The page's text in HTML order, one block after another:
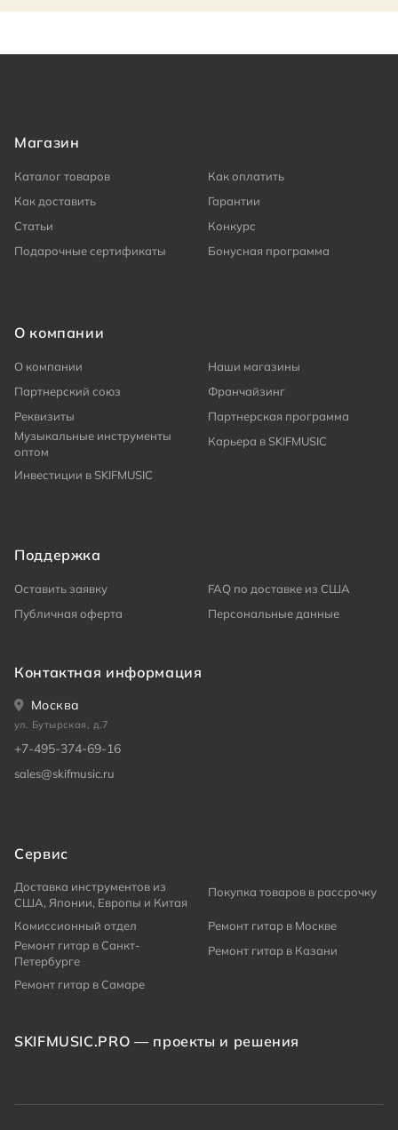
Магазин
Каталог товаров
Как оплатить
Как доставить
Гарантии
Статьи
Конкурс
Подарочные сертификаты
Бонусная программа
О компании
О компании
Наши магазины
Партнерский союз
Франчайзинг
Реквизиты
Партнерская программа
Музыкальные инструменты
оптом
Карьера в SKIFMUSIC
Инвестиции в SKIFMUSIC
Поддержка
Оставить заявку
FAQ по доставке из США
Публичная оферта
Персональные данные
Контактная информация
Москва
ул. Бутырская, д.7
+7-495-374-69-16
sales@skifmusic.ru
Сервис
Доставка инструментов из
США, Японии, Европы и Китая
Покупка товаров в рассрочку
Комиссионный отдел
Ремонт гитар в Москве
Ремонт гитар в Санкт-
Петербурге
Ремонт гитар в Казани
Ремонт гитар в Самаре
SKIFMUSIC.PRO — проекты и решения